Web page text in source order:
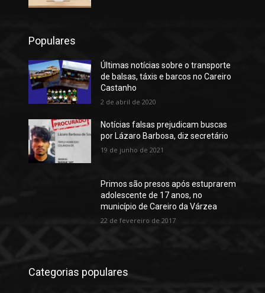
Populares
Últimas notícias sobre o transporte
de balsas, táxis e barcos no Careiro
Castanho
2 de abril de 2020
Notícias falsas prejudicam buscas
por Lázaro Barbosa, diz secretário
19 de junho de 2021
Primos são presos após estuprarem
adolescente de 17 anos, no
município de Careiro da Várzea
22 de fevereiro de 2017
Categorias populares